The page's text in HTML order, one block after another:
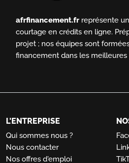
afrfinancement.fr représente
courtage en crédits en ligne.
projet ; nos équipes sont
financement dans les meilleures
L'ENTREPRISE
Qui sommes nous ?
Nous contacter
Nos offres d'emploi